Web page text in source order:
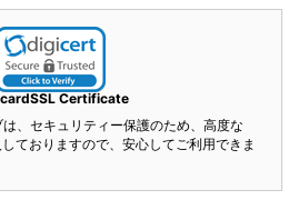
Certificate
、セキュリティー保護のため、高度な
ておりますので、安心してご利用できま